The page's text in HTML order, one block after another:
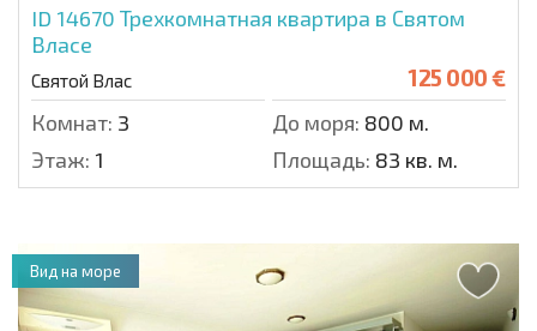
ID 14670 Трехкомнатная квартира в Святом
Власе
Святой Влас 125 000 €
Комнат: 3 До моря: 800 м.
Этаж: 1 Площадь: 83 кв. м.
Вид на море